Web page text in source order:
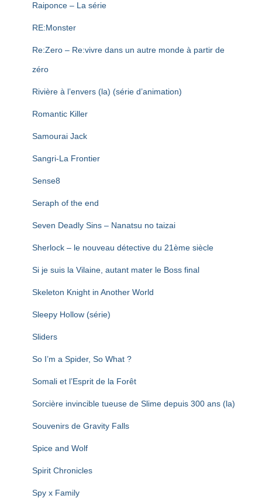
Raiponce – La série
RE:Monster
Re:Zero – Re:vivre dans un autre monde à partir de
zéro
Rivière à l’envers (la) (série d’animation)
Romantic Killer
Samourai Jack
Sangri-La Frontier
Sense8
Seraph of the end
Seven Deadly Sins – Nanatsu no taizai
Sherlock – le nouveau détective du 21ème siècle
Si je suis la Vilaine, autant mater le Boss final
Skeleton Knight in Another World
Sleepy Hollow (série)
Sliders
So I’m a Spider, So What ?
Somali et l’Esprit de la Forêt
Sorcière invincible tueuse de Slime depuis 300 ans (la)
Souvenirs de Gravity Falls
Spice and Wolf
Spirit Chronicles
Spy x Family